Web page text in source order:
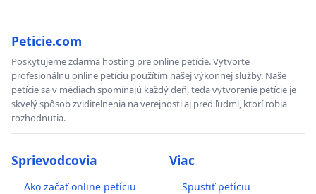
Peticie.com
Poskytujeme zdarma hosting pre online petície. Vytvorte
profesionálnu online petíciu použítím našej výkonnej služby. Naše
petície sa v médiach spomínajú každý deň, teda vytvorenie petície je
skvelý spôsob zviditelnenia na verejnosti aj pred ľudmi, ktorí robia
rozhodnutia.
Sprievodcovia
Ako začať online petíciu
Viac
Spustiť petíciu